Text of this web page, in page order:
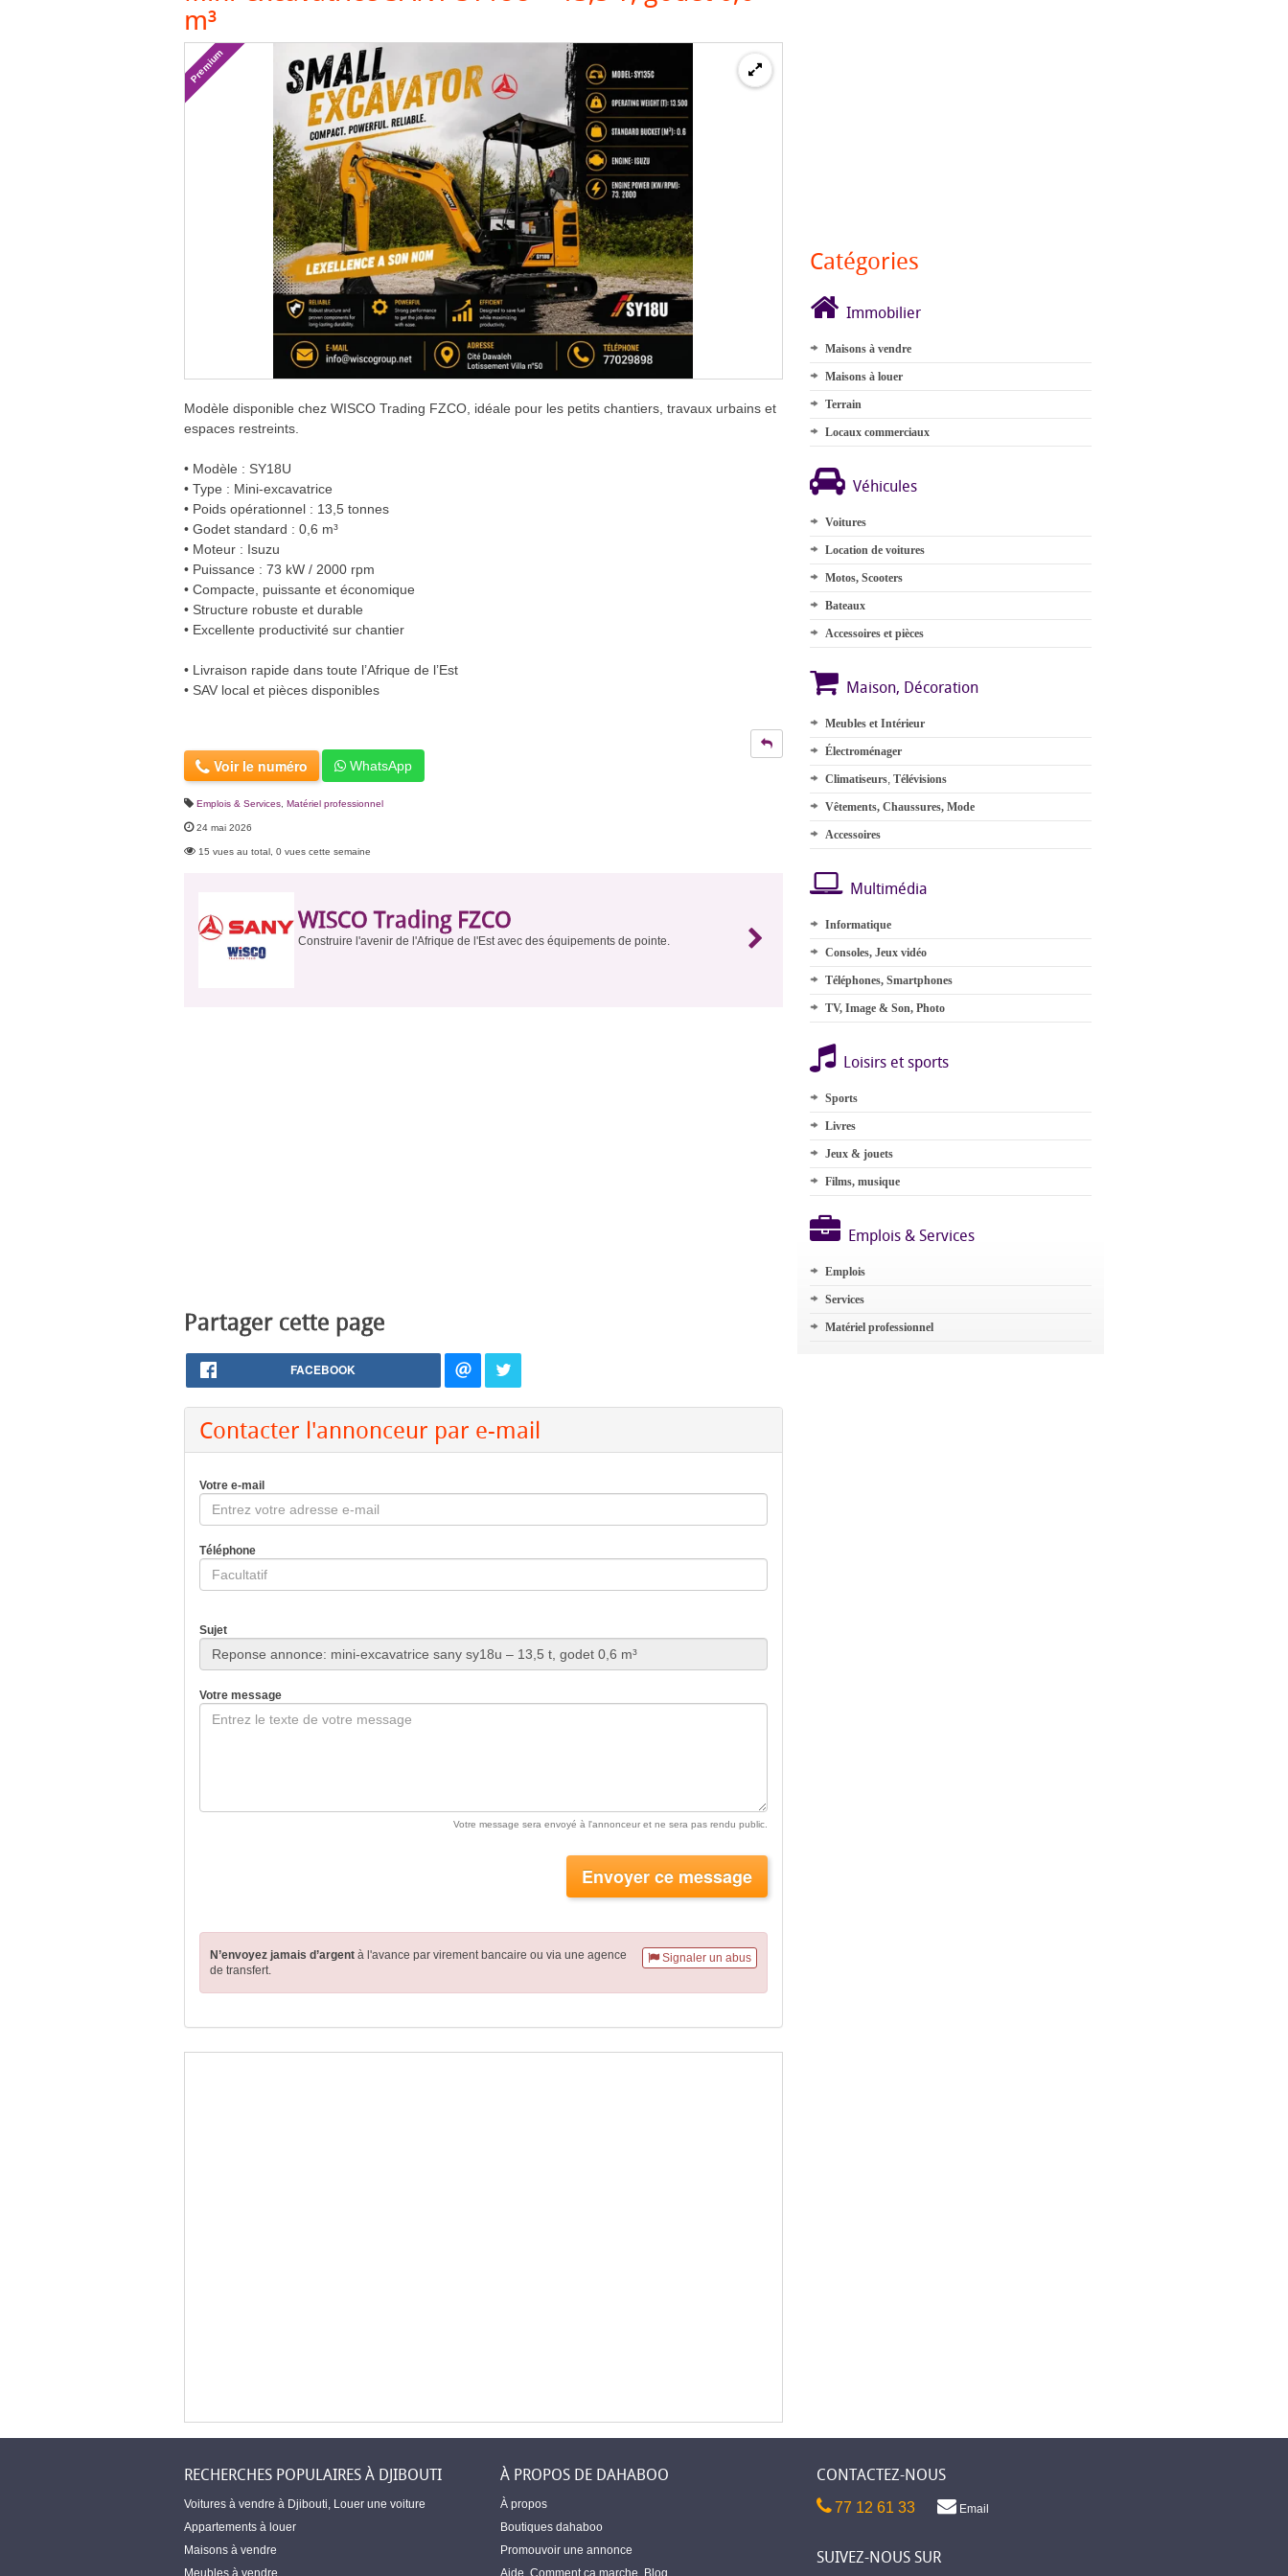
m³
Premium
Modèle disponible chez WISCO Trading FZCO, idéale pour les petits chantiers, travaux urbains et
espaces restreints.
• Modèle : SY18U
• Type : Mini-excavatrice
• Poids opérationnel : 13,5 tonnes
• Godet standard : 0,6 m³
• Moteur : Isuzu
• Puissance : 73 kW / 2000 rpm
• Compacte, puissante et économique
• Structure robuste et durable
• Excellente productivité sur chantier
• Livraison rapide dans toute l’Afrique de l’Est
• SAV local et pièces disponibles
Voir le numéro WhatsApp
Emplois & Services Matériel professionnel
24 mai 2026
15 vues au total, 0 vues cette semaine
WISCO Trading FZCO
Construire l'avenir de l'Afrique de l'Est avec des équipements de pointe.
Partager cette page
FACEBOOK
Contacter l'annonceur par e-mail
Votre e-mail
Téléphone
Sujet
Votre message
Votre message sera envoyé à l'annonceur et ne sera pas rendu public.
Envoyer ce message
Signaler un abus
N’envoyez jamais d’argent à l'avance par virement bancaire ou via une agence
de transfert.
Catégories
Immobilier
Maisons à vendre
Maisons à louer
Terrain
Locaux commerciaux
Véhicules
Voitures
Location de voitures
Motos, Scooters
Bateaux
Accessoires et pièces
Maison, Décoration
Meubles et Intérieur
Électroménager
Climatiseurs, Télévisions
Vêtements, Chaussures, Mode
Accessoires
Multimédia
Informatique
Consoles, Jeux vidéo
Téléphones, Smartphones
TV, Image & Son, Photo
Loisirs et sports
Sports
Livres
Jeux & jouets
Films, musique
Emplois & Services
Emplois
Services
Matériel professionnel
RECHERCHES POPULAIRES À DJIBOUTI
Voitures à vendre à Djibouti Louer une voiture
Appartements à louer
Maisons à vendre
Meubles à vendre
À PROPOS DE DAHABOO
À propos
Boutiques dahaboo
Promouvoir une annonce
Aide Comment ça marche Blog
CONTACTEZ-NOUS
77 12 61 33 Email
SUIVEZ-NOUS SUR